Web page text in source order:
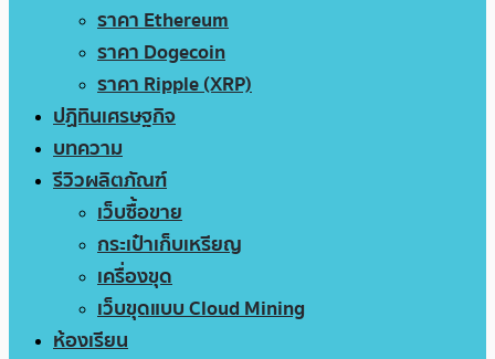
ราคา Ethereum
ราคา Dogecoin
ราคา Ripple (XRP)
ปฏิทินเศรษฐกิจ
บทความ
รีวิวผลิตภัณฑ์
เว็บซื้อขาย
กระเป๋าเก็บเหรียญ
เครื่องขุด
เว็บขุดแบบ Cloud Mining
ห้องเรียน